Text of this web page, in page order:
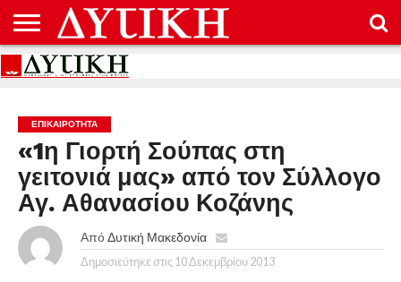
ΑΡΧΙΚΉ
ΕΠΙΚΟΙΝΩΝΊΑ
ΌΡΟΙ
ΠΡΟΣΤΑΣΊΑ
ΕΠΙΚΑΙΡΟΤΗΤΑ
«1η Γιορτή Σούπας στη
γειτονιά μας» από τον Σύλλογο
Αγ. Αθανασίου Κοζάνης
Από Δυτική Μακεδονία
Δημοσιεύτηκε στις 10 Δεκεμβρίου 2013